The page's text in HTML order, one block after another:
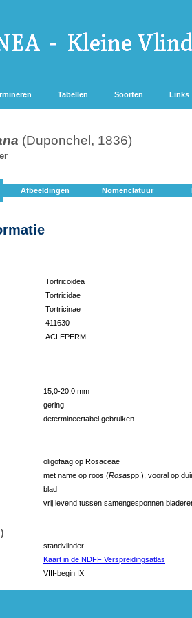
Tabellen Soorten Links
(Duponchel, 1836)
Afbeeldingen Nomenclatuur
Tortricoidea
Tortricidae
Tortricinae
411630
ACLEPERM
15,0-20,0 mm
gering
determineertabel gebruiken
oligofaag op Rosaceae
met name op roos (Rosaspp.), vooral op
blad
vrij levend tussen samengesponnen
standvlinder
Kaart in de NDFF Verspreidingsatlas
VIII-begin IX